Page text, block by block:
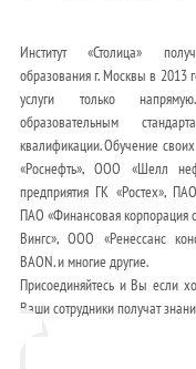
Институт «Столица»
образования г. Москвы в 2013
услуги только
образовательным
квалификации. Обучение
«Роснефть», ООО «Шелл
предприятия ГК «Ростех»,
ПАО «Финансовая корпорация
Вингс», ООО «Ренессанс
BAON. и многие другие.
Присоединяйтесь и Вы если
Ваши сотрудники получат